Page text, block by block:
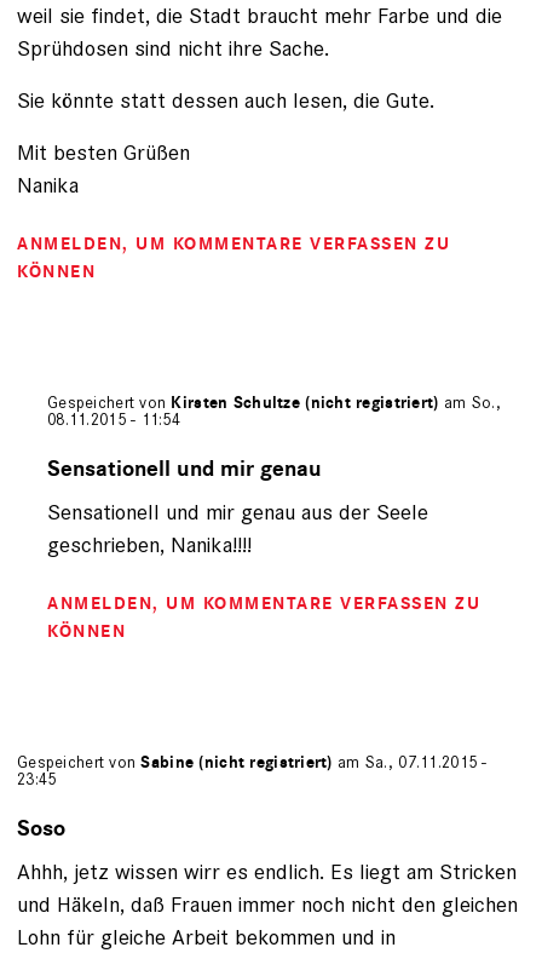
weil sie findet, die Stadt braucht mehr Farbe und die
Sprühdosen sind nicht ihre Sache.
Sie könnte statt dessen auch lesen, die Gute.
Mit besten Grüßen
Nanika
ANMELDEN, UM KOMMENTARE VERFASSEN ZU
KÖNNEN
Gespeichert von Kirsten Schultze (nicht registriert) am So.,
08.11.2015 - 11:54
auf
Nanika
(nicht
registriert)
Sensationell und mir genau
Sensationell und mir genau aus der Seele
geschrieben, Nanika!!!!
ANMELDEN, UM KOMMENTARE VERFASSEN ZU
KÖNNEN
Gespeichert vonSabine (nicht registriert) am Sa., 07.11.2015 -
23:45
Soso
Ahhh, jetz wissen wirr es endlich. Es liegt am Stricken
und Häkeln, daß Frauen immer noch nicht den gleichen
Lohn für gleiche Arbeit bekommen und in